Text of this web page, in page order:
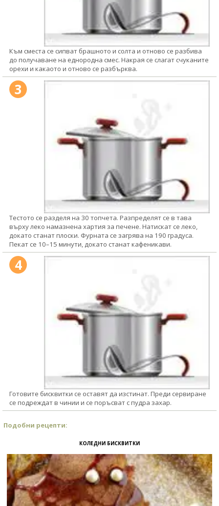
Към сместа се сипват брашното и солта и отново се разбива
до получаване на еднородна смес. Накрая се слагат счуканите
орехи и какаото и отново се разбърква.
3
Тестото се разделя на 30 топчета. Разпределят се в тава
върху леко намазнена хартия за печене. Натискат се леко,
докато станат плоски. Фурната се загрява на 190 градуса.
Пекат се 10–15 минути, докато станат кафеникави.
4
Готовите бисквитки се оставят да изстинат. Преди сервиране
се подреждат в чинии и се поръсват с пудра захар.
Подобни рецепти:
КОЛЕДНИ БИСКВИТКИ